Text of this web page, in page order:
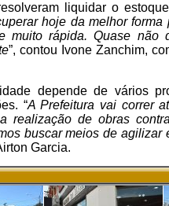
liquidar o
hoje da melhor forma
muito rápida. Quase não
”, contou Ivone Zanchim,
depende de vários
“A Prefeitura vai correr
realização de obras
buscar meios de
Garcia.